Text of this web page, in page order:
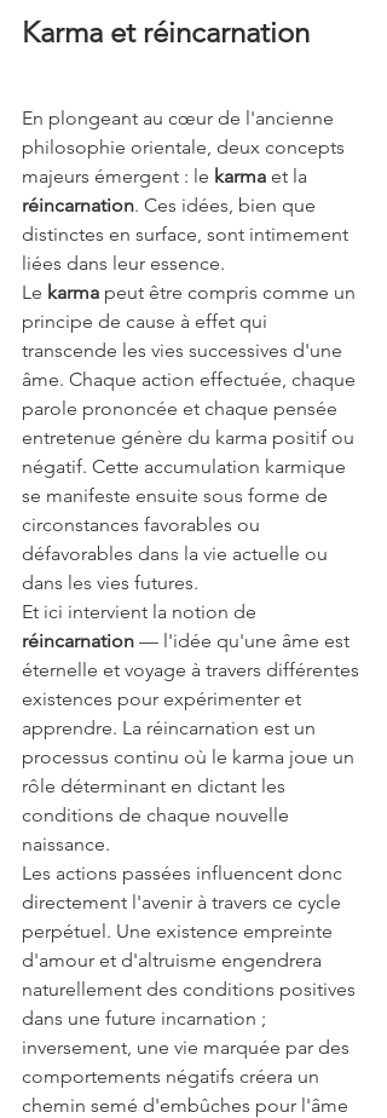
Karma et réincarnation
En plongeant au cœur de l'ancienne
philosophie orientale, deux concepts
majeurs émergent : le karma et la
réincarnation. Ces idées, bien que
distinctes en surface, sont intimement
liées dans leur essence.
Le karma peut être compris comme un
principe de cause à effet qui
transcende les vies successives d'une
âme. Chaque action effectuée, chaque
parole prononcée et chaque pensée
entretenue génère du karma positif ou
négatif. Cette accumulation karmique
se manifeste ensuite sous forme de
circonstances favorables ou
défavorables dans la vie actuelle ou
dans les vies futures.
Et ici intervient la notion de
réincarnation — l'idée qu'une âme est
éternelle et voyage à travers différentes
existences pour expérimenter et
apprendre. La réincarnation est un
processus continu où le karma joue un
rôle déterminant en dictant les
conditions de chaque nouvelle
naissance.
Les actions passées influencent donc
directement l'avenir à travers ce cycle
perpétuel. Une existence empreinte
d'amour et d'altruisme engendrera
naturellement des conditions positives
dans une future incarnation ;
inversement, une vie marquée par des
comportements négatifs créera un
chemin semé d'embûches pour l'âme